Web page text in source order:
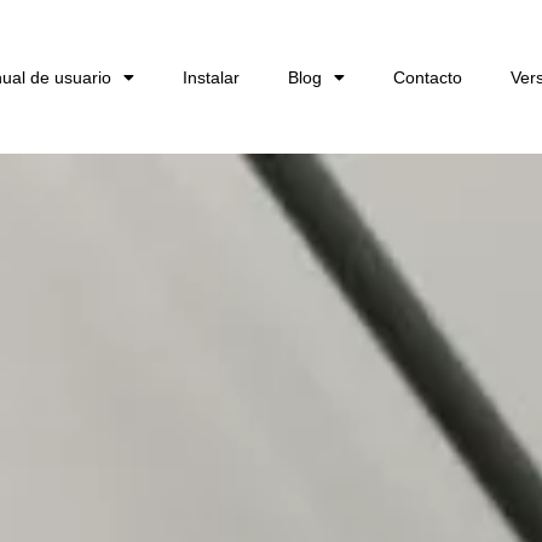
de usuario Instalar Blog Contacto